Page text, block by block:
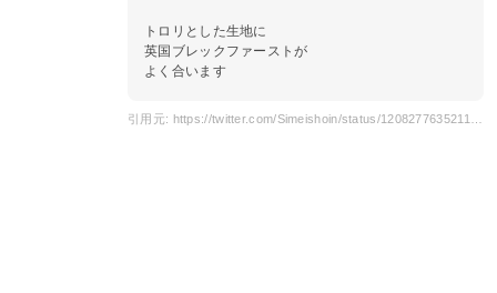
トロリとした生地に
英国ブレックファーストが
よく合います